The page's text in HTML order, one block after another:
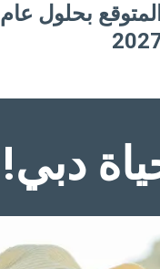
بحلول عام
دبي!